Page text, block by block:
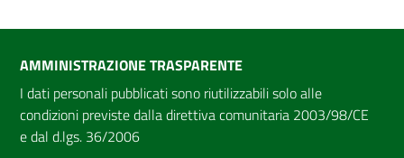
AMMINISTRAZIONE TRASPARENTE
I dati personali pubblicati sono riutilizzabili solo alle
condizioni previste dalla direttiva comunitaria 2003/98/CE
e dal d.lgs. 36/2006